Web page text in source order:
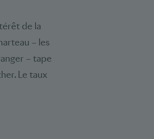
de la
– les
– tape
Le taux